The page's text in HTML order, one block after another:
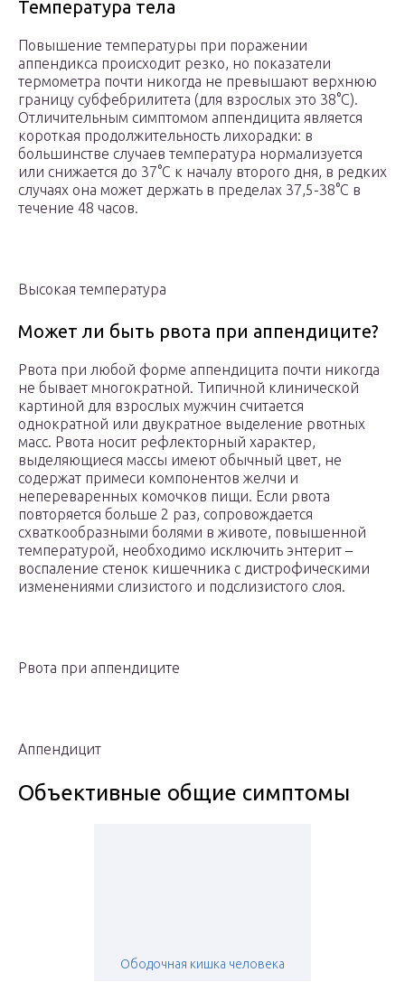
Температура тела
Повышение температуры при поражении
аппендикса происходит резко, но показатели
термометра почти никогда не превышают верхнюю
границу субфебрилитета (для взрослых это 38°С).
Отличительным симптомом аппендицита является
короткая продолжительность лихорадки: в
большинстве случаев температура нормализуется
или снижается до 37°С к началу второго дня, в редких
случаях она может держать в пределах 37,5-38°С в
течение 48 часов.
Высокая температура
Может ли быть рвота при аппендиците?
Рвота при любой форме аппендицита почти никогда
не бывает многократной. Типичной клинической
картиной для взрослых мужчин считается
однократной или двукратное выделение рвотных
масс. Рвота носит рефлекторный характер,
выделяющиеся массы имеют обычный цвет, не
содержат примеси компонентов желчи и
непереваренных комочков пищи. Если рвота
повторяется больше 2 раз, сопровождается
схваткообразными болями в животе, повышенной
температурой, необходимо исключить энтерит –
воспаление стенок кишечника с дистрофическими
изменениями слизистого и подслизистого слоя.
Рвота при аппендиците
Аппендицит
Объективные общие симптомы
Ободочная кишка человека